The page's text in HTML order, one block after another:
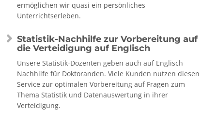
ermöglichen wir quasi ein persönliches
Unterrichtserleben.
Statistik-Nachhilfe zur Vorbereitung auf
die Verteidigung auf Englisch
Unsere Statistik-Dozenten geben auch auf Englisch
Nachhilfe für Doktoranden. Viele Kunden nutzen diesen
Service zur optimalen Vorbereitung auf Fragen zum
Thema Statistik und Datenauswertung in ihrer
Verteidigung.